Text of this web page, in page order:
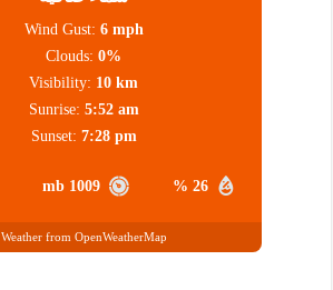
26 %
1009 mb
Wind Gust: 6 mph
Clouds: 0%
Visibility: 10 km
Sunrise: 5:52 am
Sunset: 7:28 pm
Weather from OpenWeatherMap